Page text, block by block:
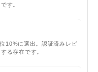
す。
10%に選出。認証済みレビ
る存在です。